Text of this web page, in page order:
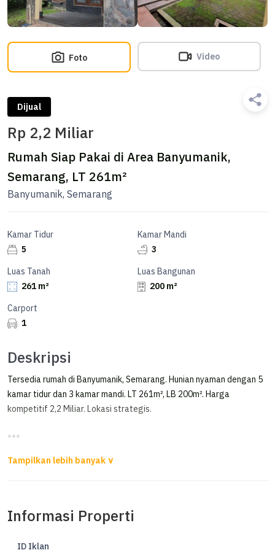
Foto Video
Dijual
Rp 2,2 Miliar
Rumah Siap Pakai di Area Banyumanik,
Semarang, LT 261m²
Banyumanik, Semarang
Kamar Tidur
5
Kamar Mandi
3
Luas Tanah
261 m²
Luas Bangunan
200 m²
Carport
1
Deskripsi
Tersedia rumah di Banyumanik, Semarang. Hunian nyaman dengan 5
kamar tidur dan 3 kamar mandi. LT 261m², LB 200m². Harga
kompetitif 2,2 Miliar. Lokasi strategis.
***
- Pintu tol Tembalang
Informasi Properti
ID Iklan